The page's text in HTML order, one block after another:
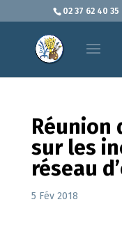
02 37 62 40 35
Réunion
sur les
réseau
5 Fév 2018